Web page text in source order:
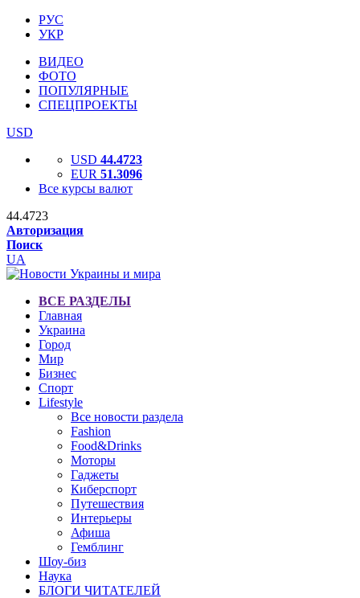
РУС
УКР
ВИДЕО
ФОТО
ПОПУЛЯРНЫЕ
СПЕЦПРОЕКТЫ
USD
USD 44.4723
EUR 51.3096
Все курсы валют
44.4723
Авторизация
Поиск
UA
ВСЕ РАЗДЕЛЫ
Главная
Украина
Город
Мир
Бизнес
Спорт
Lifestyle
Все новости раздела
Fashion
Food&Drinks
Моторы
Гаджеты
Киберспорт
Путешествия
Интерьеры
Афиша
Гемблинг
Шоу-биз
Наука
БЛОГИ ЧИТАТЕЛЕЙ